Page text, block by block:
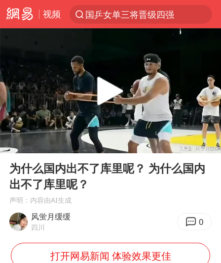
视频
国乒女单三将晋级四强
光影经济撬动暑期消费新蓝海
浙江上海等地有大雨或暴雨
梁家辉：到内地拍戏不是北上是回归
情侣平潭拍日出坠崖1死1伤
西湖突现狂风暴雨 游客瞬间被浇透
白海豚将正面袭击贯穿浙江
《欢迎来龙餐馆》口碑
商场现钱学森巨幅海报 负责人回应
杭州全市有序停课
Play
01:24
为什么国内出不了库里呢？ 为什么国内
出不了库里呢？
声明：内容由AI生成
风蛍月缓缓
四川 0
打开网易新闻 体验效果更佳